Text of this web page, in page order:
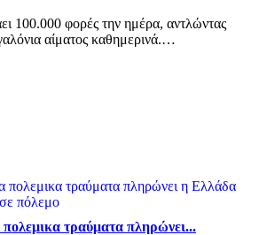
100.000 φορές την ημέρα, αντλώντας
αίματος καθημερινά.…
τραύματα πληρώνει...